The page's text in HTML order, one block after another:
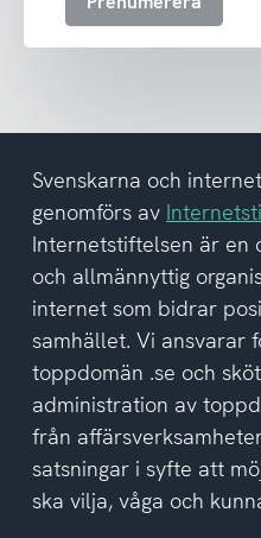
del
av
integritetspolicyn
Svenskarna och
genomförs av
Internetstiftelsen är en
och allmännyttig
internet som bidrar
samhället. Vi ansvarar
toppdomän .se och
administration av
från
satsningar i syfte att
ska vilja, våga och